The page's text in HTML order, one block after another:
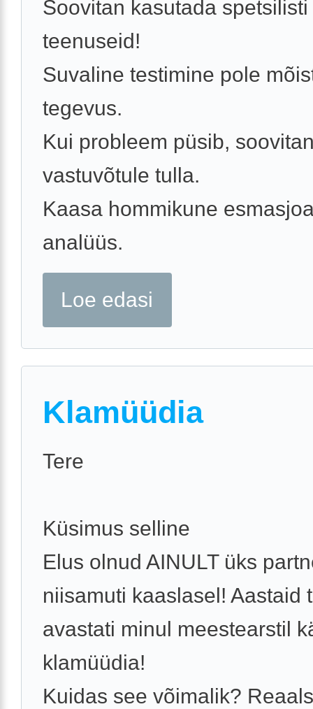
Soovitan kasutada spetsilisti
teenuseid!
Suvaline testimine pole
tegevus.
Kui probleem püsib,
vastuvõtule tulla.
Kaasa hommikune
analüüs.
Loe edasi
Klamüüdia
Tere
Küsimus selline
Elus olnud AINULT üks
niisamuti kaaslasel! Aastaid
avastati minul meestearstil
klamüüdia!
Kuidas see võimalik?